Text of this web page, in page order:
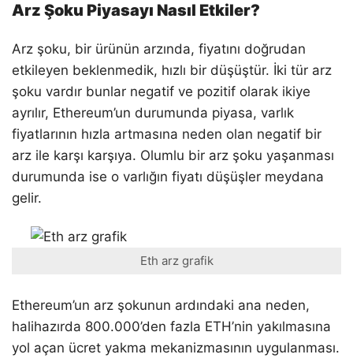
Arz Şoku Piyasayı Nasıl Etkiler?
Arz şoku, bir ürünün arzında, fiyatını doğrudan
etkileyen beklenmedik, hızlı bir düşüştür. İki tür arz
şoku vardır bunlar negatif ve pozitif olarak ikiye
ayrılır, Ethereum’un durumunda piyasa, varlık
fiyatlarının hızla artmasına neden olan negatif bir
arz ile karşı karşıya. Olumlu bir arz şoku yaşanması
durumunda ise o varlığın fiyatı düşüşler meydana
gelir.
Eth arz grafik
Ethereum’un arz şokunun ardındaki ana neden,
halihazırda 800.000’den fazla ETH’nin yakılmasına
yol açan ücret yakma mekanizmasının uygulanması.